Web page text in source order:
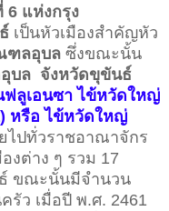
6 แห่งกรุง
เป็นหัวเมืองสำคัญหัว
ฑลอุบล ซึ่งขณะนั้น
บล จังหวัดขุขันธ์
ฟลูเอนซา ไข้หวัดใหญ่
หรือ ไข้หวัดใหญ่
ไปทั่วราชอาณาจักร
งต่าง ๆ รวม 17
ขณะนั้นมีจำนวน
รัว เมื่อปี พ.ศ. 2461